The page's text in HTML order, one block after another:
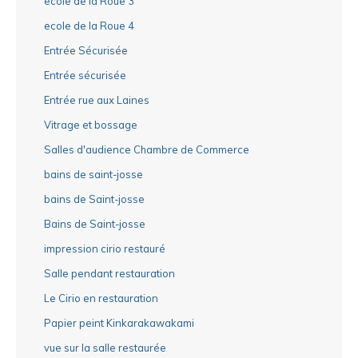
ecole de la Roue 4
Entrée Sécurisée
Entrée sécurisée
Entrée rue aux Laines
Vitrage et bossage
Salles d'audience Chambre de Commerce
bains de saint-josse
bains de Saint-josse
Bains de Saint-josse
impression cirio restauré
Salle pendant restauration
Le Cirio en restauration
Papier peint Kinkarakawakami
vue sur la salle restaurée